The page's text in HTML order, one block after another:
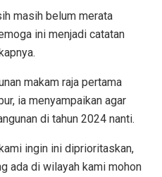
masih belum merata
ini menjadi catatan
makam raja pertama
ia menyampaikan agar
di tahun 2024 nanti.
ingin ini diprioritaskan,
ada di wilayah kami mohon